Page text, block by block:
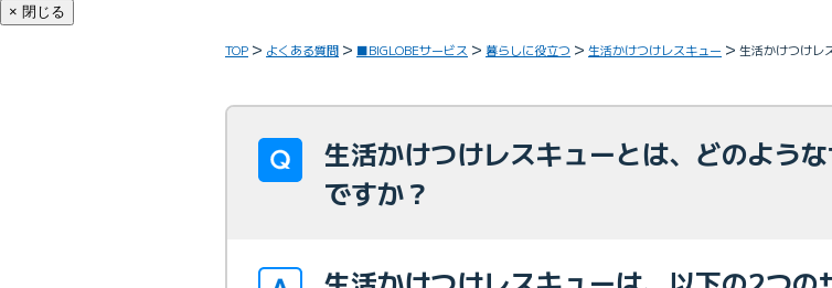
× 閉じる
TOP よくある質問 ■BIGLOBEサービス 暮らしに役立つ 生活かけつけレスキュー 生活かけつけレ
生活かけつけレスキューとは、どのよう
ですか？